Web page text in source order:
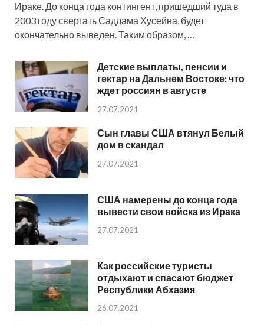
Ираке. До конца года контингент, пришедший туда в
2003 году свергать Саддама Хусейна, будет
окончательно выведен. Таким образом, …
Детские выплаты, пенсии и
гектар на Дальнем Востоке: что
ждет россиян в августе
27.07.2021
Сын главы США втянул Белый
дом в скандал
27.07.2021
США намерены до конца года
вывести свои войска из Ирака
27.07.2021
Как российские туристы
отдыхают и спасают бюджет
Республики Абхазия
26.07.2021